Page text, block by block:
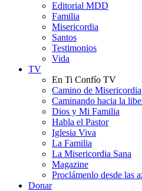
Editorial MDD
Familia
Misericordia
Santos
Testimonios
Vida
TV
En Ti Confío TV
Camino de Misericordia
Caminando hacia la
Dios y Mi Familia
Habla el Pastor
Iglesia Viva
La Familia
La Misericordia Sana
Magazine
Proclámenlo desde las
Donar